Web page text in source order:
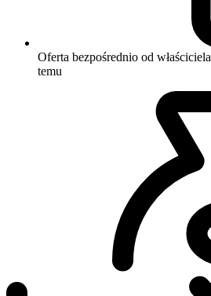
Oferta bezpośrednio od właściciela
temu